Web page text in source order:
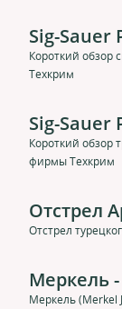
Sig-Sauer
Короткий обзор
Техкрим
Sig-Sauer
Короткий обзор
фирмы Техкрим
Отстрел
Отстрел
Меркель
Меркель (Merkel